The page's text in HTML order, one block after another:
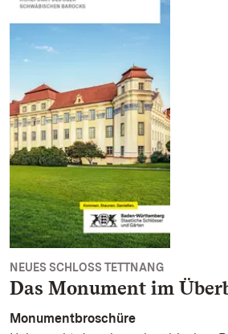
NEUES SCHLOSS TETTNANG
Das Monument im
Monumentbroschüre